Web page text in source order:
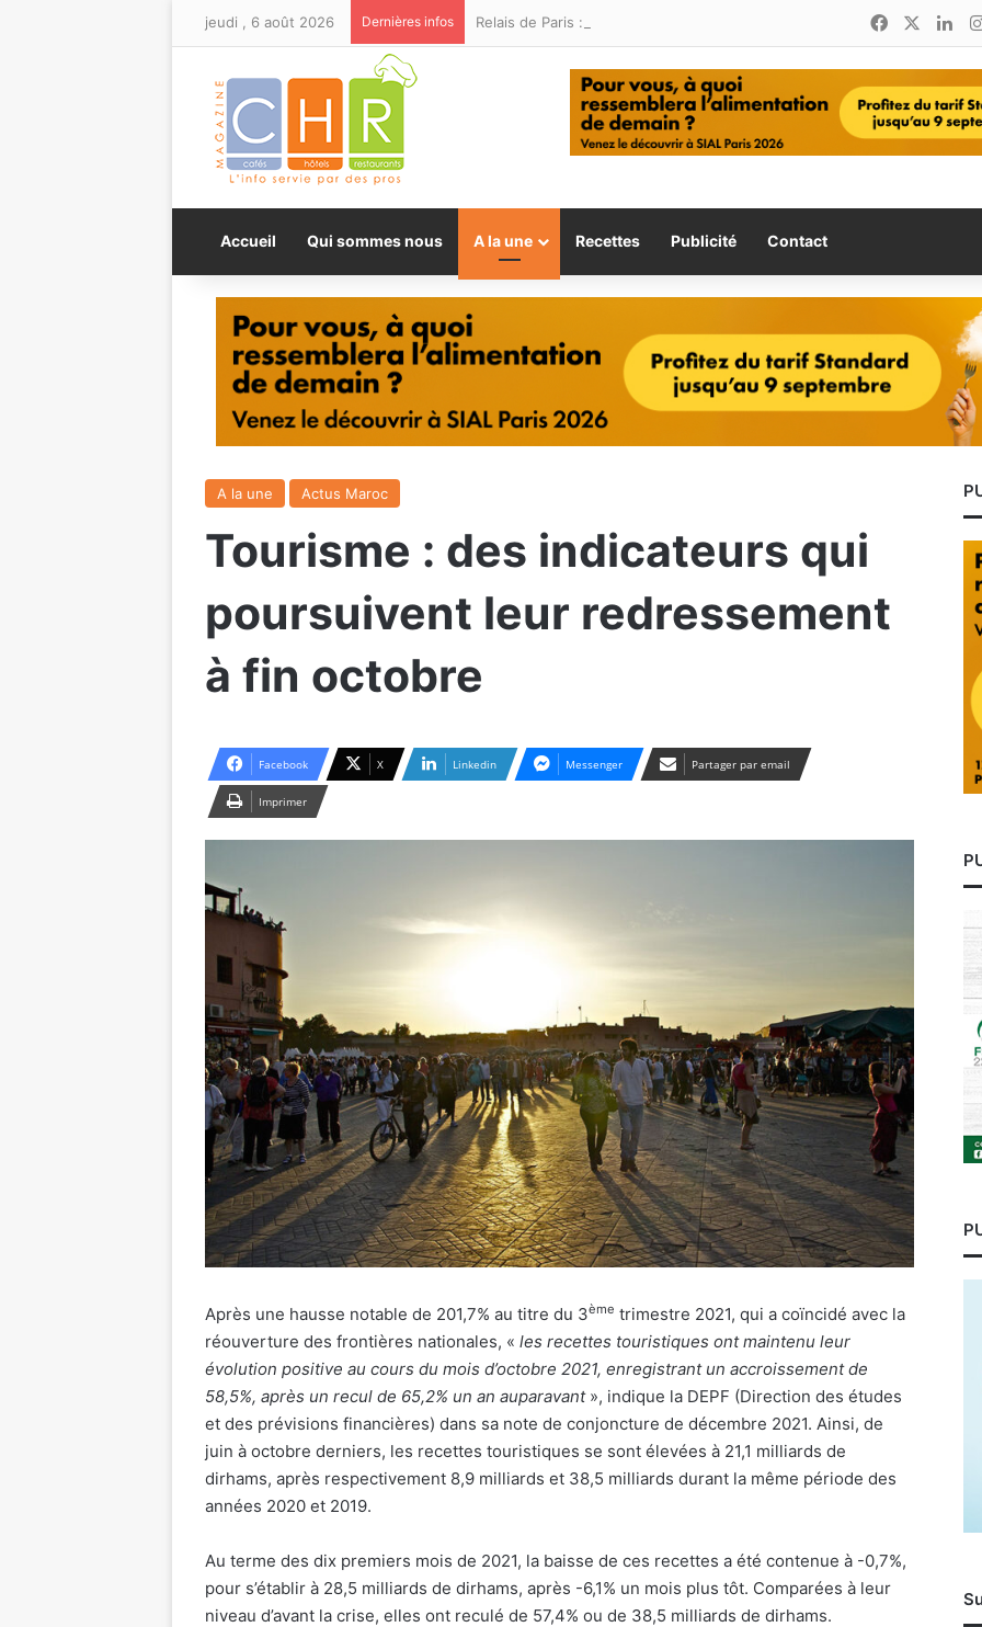
jeudi , 6 août 2026 Dernières infos Facebook
Accueil Qui sommes nous A la une Recettes Publicité Contact
A la une Actus Maroc
Tourisme : des indicateurs qui
poursuivent leur redressement
à fin octobre
Facebook X Linkedin Messenger Partager par email
Imprimer
Après une hausse notable de 201,7% au titre du 3ème trimestre 2021, qui a coïncidé avec la
réouverture des frontières nationales, « les recettes touristiques ont maintenu leur
évolution positive au cours du mois d’octobre 2021, enregistrant un accroissement de
58,5%, après un recul de 65,2% un an auparavant », indique la DEPF (Direction des études
et des prévisions financières) dans sa note de conjoncture de décembre 2021. Ainsi, de
juin à octobre derniers, les recettes touristiques se sont élevées à 21,1 milliards de
dirhams, après respectivement 8,9 milliards et 38,5 milliards durant la même période des
années 2020 et 2019.
Au terme des dix premiers mois de 2021, la baisse de ces recettes a été contenue à -0,7%,
pour s’établir à 28,5 milliards de dirhams, après -6,1% un mois plus tôt. Comparées à leur
niveau d’avant la crise, elles ont reculé de 57,4% ou de 38,5 milliards de dirhams.